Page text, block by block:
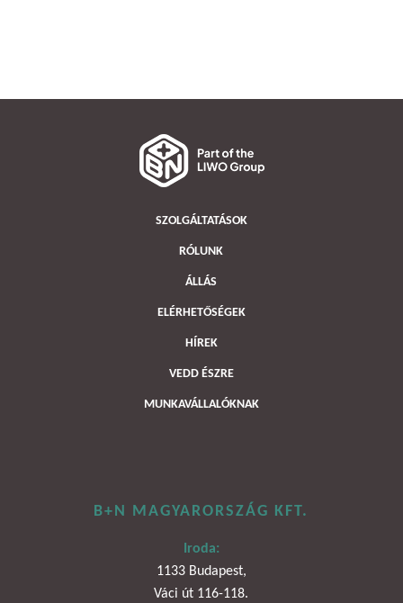
SZOLGÁLTATÁSOK
RÓLUNK
ÁLLÁS
ELÉRHETŐSÉGEK
HÍREK
VEDD ÉSZRE
MUNKAVÁLLALÓKNAK
B+N MAGYARORSZÁG KFT.
Iroda:
1133 Budapest,
Váci út 116-118.